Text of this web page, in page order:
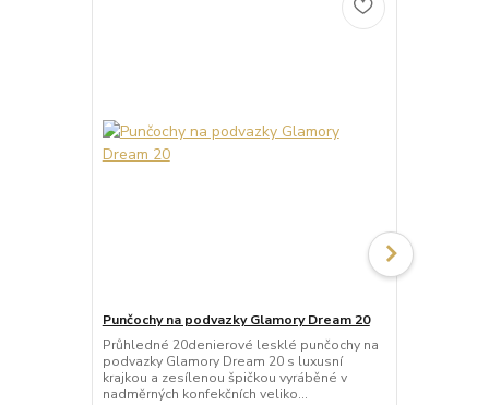
Punčochy na podvazky Glamory Dream 20
Průhledné 20denierové lesklé punčochy na
podvazky Glamory Dream 20 s luxusní
krajkou a zesílenou špičkou vyráběné v
nadměrných konfekčních veliko...